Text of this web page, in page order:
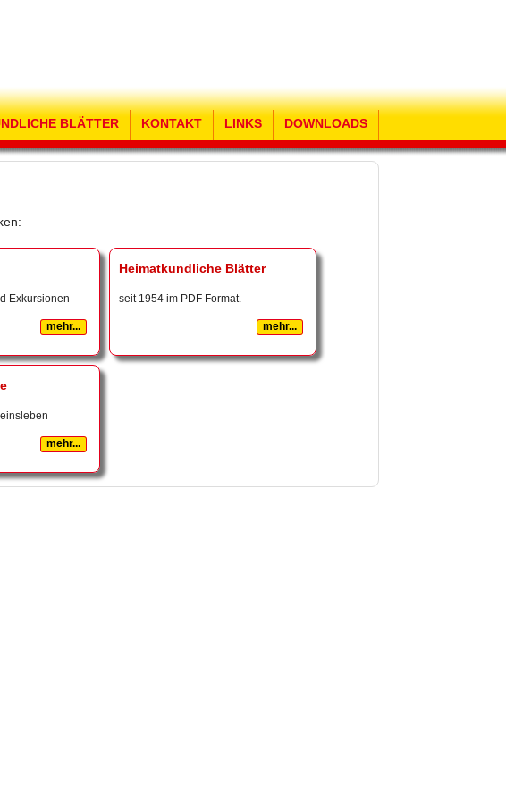
BLÄTTER KONTAKT LINKS DOWNLOADS
Exkursionen
mehr...
Heimatkundliche Blätter
seit 1954 im PDF Format.
mehr...
mehr...